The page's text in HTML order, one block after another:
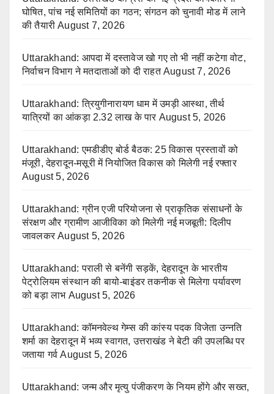
घोषित, पांच नई समितियों का गठन; संगठन को चुनावी मोड में लाने
की तैयारी August 7, 2026
Uttarakhand: आपदा में दस्तावेज खो गए तो भी नहीं कटेगा वोट,
निर्वाचन विभाग ने मतदाताओं को दी राहत August 7, 2026
Uttarakhand: त्रियुगीनारायण धाम में उमड़ी आस्था, तीर्थ
यात्रियों का आंकड़ा 2.32 लाख के पार August 5, 2026
Uttarakhand: एमडीडीए बोर्ड बैठक: 25 विकास प्रस्तावों को
मंजूरी, देहरादून-मसूरी में नियोजित विकास को मिलेगी नई रफ्तार
August 5, 2026
Uttarakhand: ग्रीन एजी परियोजना से प्राकृतिक संसाधनों के
संरक्षण और ग्रामीण आजीविका को मिलेगी नई मजबूती: दिलीप
जावलकर August 5, 2026
Uttarakhand: पराली से बनेंगी सड़कें, देहरादून के भारतीय
पेट्रोलियम संस्थान की बायो-बाइंडर तकनीक से मिलेगा पर्यावरण
को बड़ा लाभ August 5, 2026
Uttarakhand: कॉमनवेल्थ गेम्स की कांस्य पदक विजेता उन्नति
शर्मा का देहरादून में भव्य स्वागत, उत्तराखंड ने बेटी की उपलब्धि पर
जताया गर्व August 5, 2026
Uttarakhand: जन्म और मृत्यु पंजीकरण के नियम होंगे और सख्त,